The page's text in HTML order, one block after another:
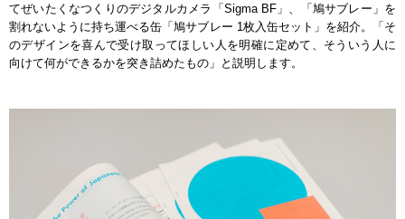
てぜいたくなつくりのデジタルカメラ「Sigma BF」、「鳩サブレー」を
割れないように持ち運べる缶「鳩サブレー 1枚入缶セット」を紹介。「そ
のデザインを喜んで受け取ってほしい人を明確に定めて、そういう人に
向けて何ができるかを突き詰めたもの」と説明します。